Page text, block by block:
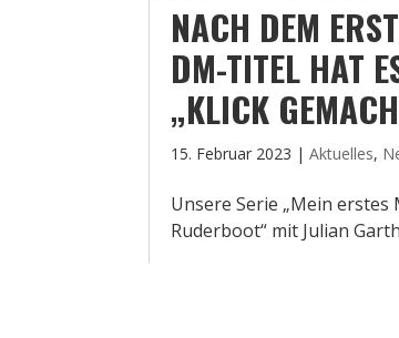
NACH DEM
DM-TITEL HAT
„KLICK
15. Februar 2023 |Aktuelles,
Unsere Serie „Mein erstes
Ruderboot“ mit Julian